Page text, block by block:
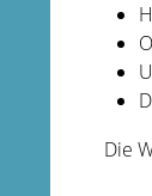
Die